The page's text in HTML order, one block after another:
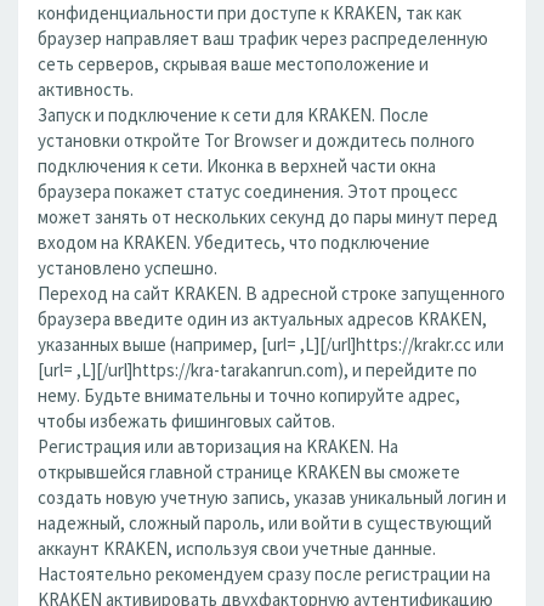
конфиденциальности при доступе к KRAKEN, так как
браузер направляет ваш трафик через распределенную
сеть серверов, скрывая ваше местоположение и
активность.
Запуск и подключение к сети для KRAKEN. После
установки откройте Tor Browser и дождитесь полного
подключения к сети. Иконка в верхней части окна
браузера покажет статус соединения. Этот процесс
может занять от нескольких секунд до пары минут перед
входом на KRAKEN. Убедитесь, что подключение
установлено успешно.
Переход на сайт KRAKEN. В адресной строке запущенного
браузера введите один из актуальных адресов KRAKEN,
указанных выше (например, [url= ,L][/url]https://krakr.cc или
[url= ,L][/url]https://kra-tarakanrun.com), и перейдите по
нему. Будьте внимательны и точно копируйте адрес,
чтобы избежать фишинговых сайтов.
Регистрация или авторизация на KRAKEN. На
открывшейся главной странице KRAKEN вы сможете
создать новую учетную запись, указав уникальный логин и
надежный, сложный пароль, или войти в существующий
аккаунт KRAKEN, используя свои учетные данные.
Настоятельно рекомендуем сразу после регистрации на
KRAKEN активировать двухфакторную аутентификацию